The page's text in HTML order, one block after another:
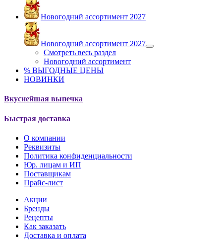
Новогодний ассортимент 2027
Новогодний ассортимент 2027
Смотреть весь раздел
Новогодний ассортимент
% ВЫГОДНЫЕ ЦЕНЫ
НОВИНКИ
Вкуснейшая выпечка
Быстрая доставка
О компании
Реквизиты
Политика конфиденциальности
Юр. лицам и ИП
Поставщикам
Прайс-лист
Акции
Бренды
Рецепты
Как заказать
Доставка и оплата